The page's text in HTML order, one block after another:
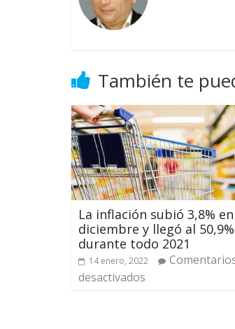
También te
La inflación subió 3,8% en
diciembre y llegó al 50,9%
durante todo 2021
14 enero, 2022
desactivados